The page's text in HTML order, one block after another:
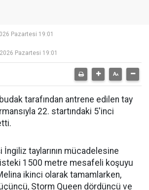
Pazartesi 19:01
Pazartesi 19:01
tarafından antrene edilen tay
22. startındaki 5'inci
İngiliz taylarının mücadelesine
1500 metre mesafeli koşuyu
ikinci olarak tamamlarken,
Storm Queen dördüncü ve